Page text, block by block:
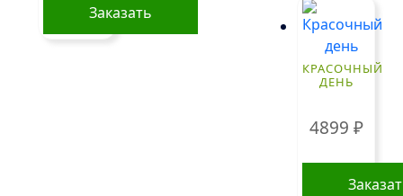
Заказать
КРАСОЧНЫЙ
ДЕНЬ
4899 ₽